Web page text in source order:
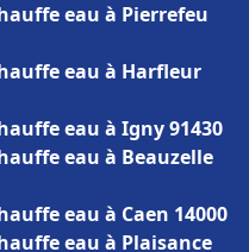
eau à Pierrefeu
eau à Harfleur
eau à Igny 91430
eau à Beauzelle
eau à Caen 14000
eau à Plaisance